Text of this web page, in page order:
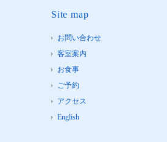
Site map
お問い合わせ
客室案内
お食事
ご予約
アクセス
English